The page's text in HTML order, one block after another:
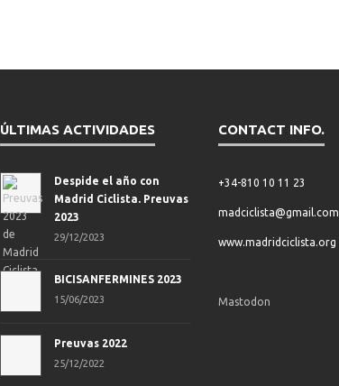
ÚLTIMAS ACTIVIDADES
Despide el año con
Madrid Ciclista. Preuvas
2023
29/12/2023
BICISANFERMINES 2023
15/06/2023
Preuvas 2022
25/12/2022
CONTACT INFO.
+34-810 10 11 23
madciclista@gmail.com
www.madridciclista.org
Mastodon